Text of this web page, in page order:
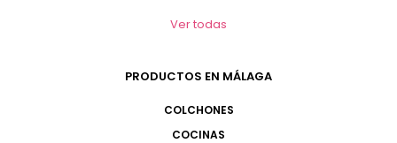
Ver todas
PRODUCTOS EN MÁLAGA
COLCHONES
COCINAS